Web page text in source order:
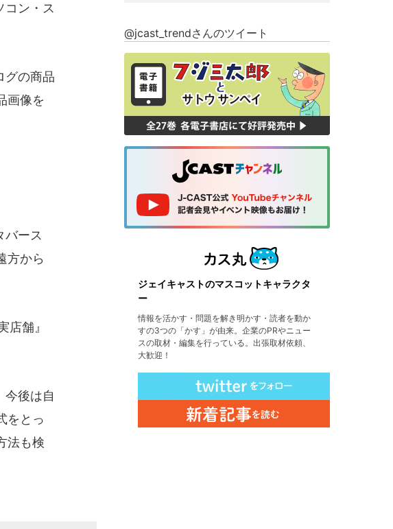
ン・ス
グの商品
画像を
バース
方から
舗』
後は自
をとっ
法も検
@jcast_trendさんのツイート
ジェイキャストのマスコットキャラクタ
ー
情報を活かす・問題を解き明かす・読者を動か
すの3つの「かす」が由来。企業のPRやニュー
スの取材・編集を行っている。出張取材依頼、
大歓迎！